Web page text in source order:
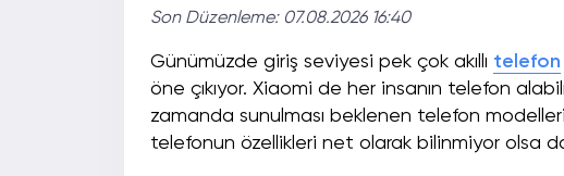
Son Düzenleme: 07.08.2026 16:40
Günümüzde giriş seviyesi pek çok akıllı telefon
öne çıkıyor. Xiaomi de her insanın telefon
zamanda sunulması beklenen telefon
telefonun özellikleri net olarak bilinmiyor olsa